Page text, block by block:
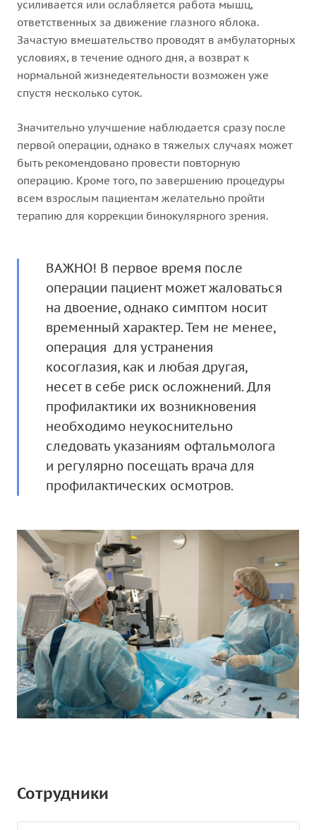
усиливается или ослабляется работа мышц,
ответственных за движение глазного яблока.
Зачастую вмешательство проводят в амбулаторных
условиях, в течение одного дня, а возврат к
нормальной жизнедеятельности возможен уже
спустя несколько суток.
Значительно улучшение наблюдается сразу после
первой операции, однако в тяжелых случаях может
быть рекомендовано провести повторную
операцию. Кроме того, по завершению процедуры
всем взрослым пациентам желательно пройти
терапию для коррекции бинокулярного зрения.
ВАЖНО! В первое время после
операции пациент может жаловаться
на двоение, однако симптом носит
временный характер. Тем не менее,
операция для устранения
косоглазия, как и любая другая,
несет в себе риск осложнений. Для
профилактики их возникновения
необходимо неукоснительно
следовать указаниям офтальмолога
и регулярно посещать врача для
профилактических осмотров.
Сотрудники